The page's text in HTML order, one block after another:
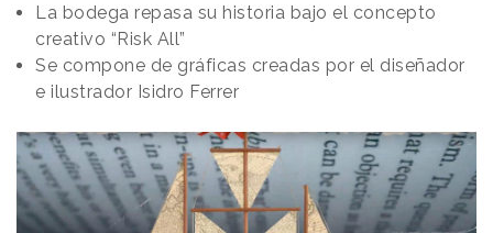
La bodega repasa su historia bajo el concepto
creativo “Risk All”
Se compone de gráficas creadas por el diseñador
e ilustrador Isidro Ferrer